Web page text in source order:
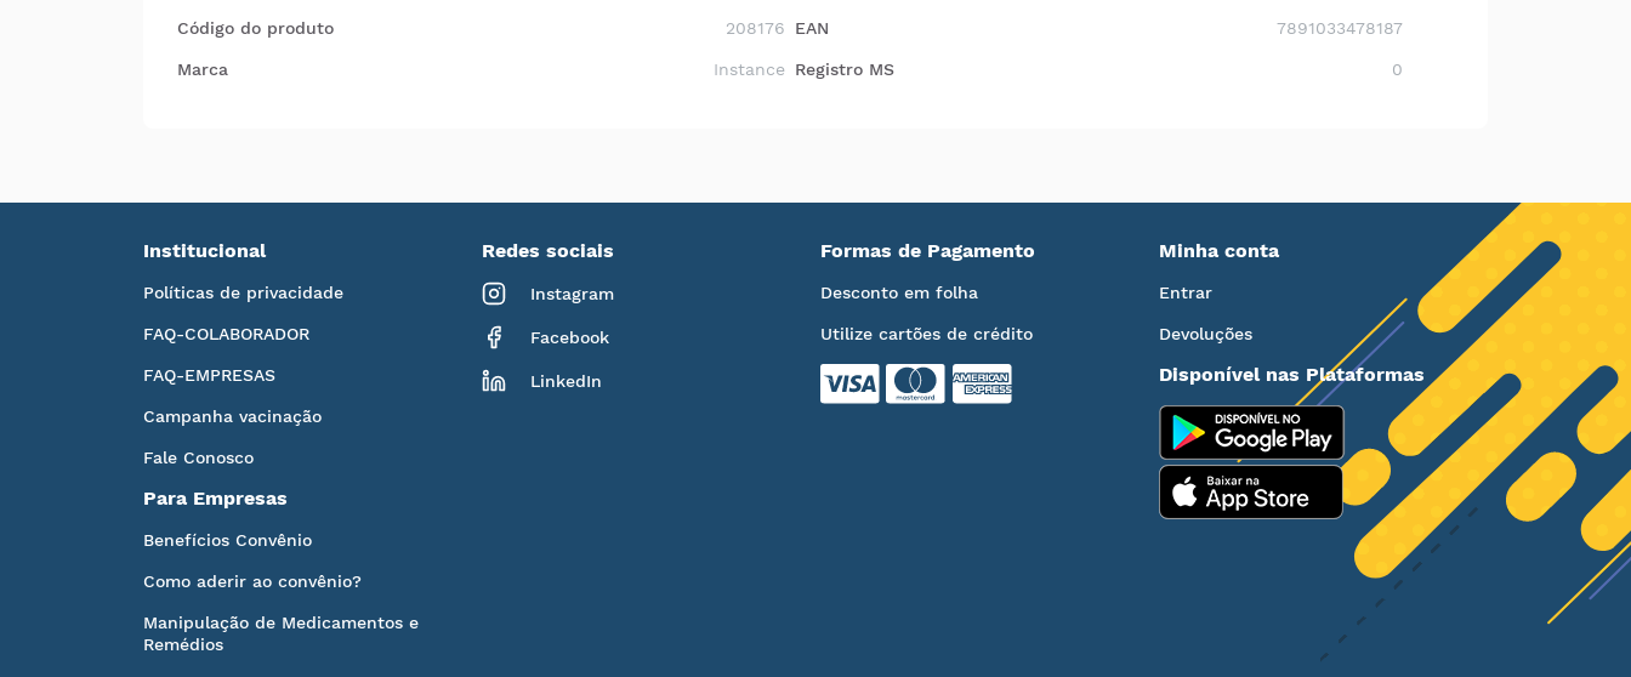
Código do produto 208176 EAN 7891033478187
Marca Instance Registro MS 0
Institucional
Políticas de privacidade
FAQ-COLABORADOR
FAQ-EMPRESAS
Campanha vacinação
Fale Conosco
Para Empresas
Benefícios Convênio
Como aderir ao convênio?
Manipulação de Medicamentos e
Remédios
Redes sociais
Instagram
Facebook
LinkedIn
Formas de Pagamento
Desconto em folha
Utilize cartões de crédito
Minha conta
Entrar
Devoluções
Disponível nas Plataformas